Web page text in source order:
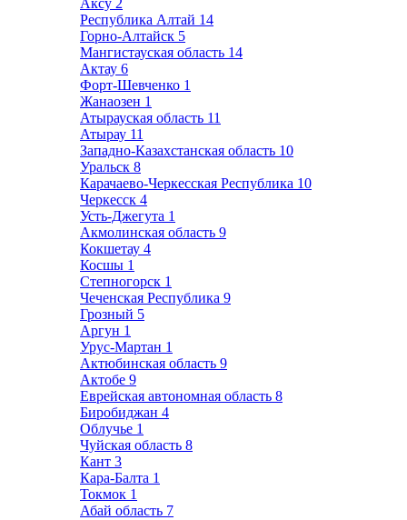
Аксу 2
Республика Алтай 14
Горно-Алтайск 5
Мангистауская область 14
Актау 6
Форт-Шевченко 1
Жанаозен 1
Атырауская область 11
Атырау 11
Западно-Казахстанская область 10
Уральск 8
Карачаево-Черкесская Республика 10
Черкесск 4
Усть-Джегута 1
Акмолинская область 9
Кокшетау 4
Косшы 1
Степногорск 1
Чеченская Республика 9
Грозный 5
Аргун 1
Урус-Мартан 1
Актюбинская область 9
Актобе 9
Еврейская автономная область 8
Биробиджан 4
Облучье 1
Чуйская область 8
Кант 3
Кара-Балта 1
Токмок 1
Абай область 7